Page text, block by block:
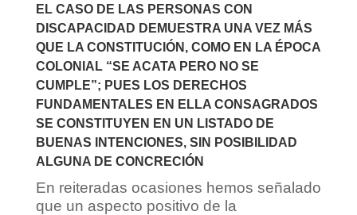
EL CASO DE LAS PERSONAS CON
DISCAPACIDAD DEMUESTRA UNA VEZ MÁS
QUE LA CONSTITUCIÓN, COMO EN LA ÉPOCA
COLONIAL “SE ACATA PERO NO SE
CUMPLE”; PUES LOS DERECHOS
FUNDAMENTALES EN ELLA CONSAGRADOS
SE CONSTITUYEN EN UN LISTADO DE
BUENAS INTENCIONES, SIN POSIBILIDAD
ALGUNA DE CONCRECIÓN
En reiteradas ocasiones hemos señalado
que un aspecto positivo de la